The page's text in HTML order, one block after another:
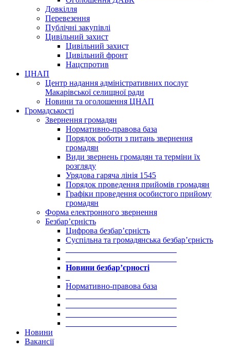
Довкілля
Перевезення
Публічні закупівлі
Цивільний захист
Цивільний захист
Цивільний фронт
Нацспротив
ЦНАП
Центр надання адміністративних послуг
Макарівської селищної ради
Новини та оголошення ЦНАП
Громадськості
Звернення громадян
Нормативно-правова база
Порядок роботи з питань звернення
громадян
Види звернень громадян та терміни їх
розгляду
Урядова гаряча лінія 1545
Порядок проведення прийомів громадян
Графіки проведення особистого прийому
громадян
Форма електронного звернення
Безбар’єрність
Цифрова безбар’єрність
Суспільна та громадянська безбар’єрність
Новини безбар’єрності
Нормативно-правова база
Новини
Вакансії